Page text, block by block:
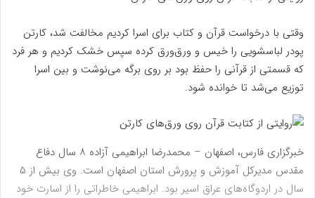
وقتی با درخواست قرآن و کتاب برای اسرا کردیم مخالفت شد، کارتن
پودر لباسشویی را خیس و ورق‌ورق کرده سپس خشک کردیم و هر فرد
که قسمتی از قرآنی را حفظ بود بر روی برگه می‌نوشت و بین اسرا
توزیع می‌شد تا خوانده شود.
خبرگزاری فارس، اصفهان – محمدرضا ابراهیمی آزاده ۸ سال دفاع
مقدس مدیرکل آموزش و پرورش استان اصفهان است. وی بیش از ۵
سال در اردوگاه‌های عراق اسیر بود. ابراهیمی خاطراتی را از اسارت خود